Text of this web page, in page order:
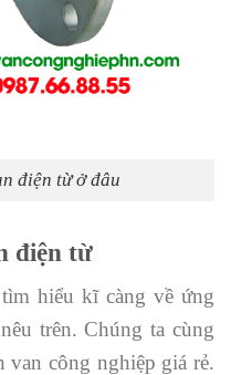
điện từ ở đâu
điện từ
hiểu kĩ càng về ứng
trên. Chúng ta cùng
van công nghiệp giá rẻ.